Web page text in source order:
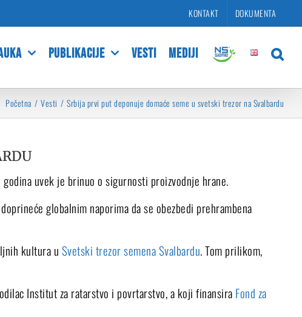
KONTAKT DOKUMENTA
PUBLIKACIJE VESTI MEDIJI
Početna Vesti Srbija prvi put deponuje domaće seme u svetski trezor na Svalbardu
uvek je brinuo o sigurnosti proizvodnje hrane.
globalnim naporima da se obezbedi prehrambena
kultura u Svetski trezor semena Svalbardu. Tom prilikom,
Institut za ratarstvo i povrtarstvo, a koji finansira Fond za